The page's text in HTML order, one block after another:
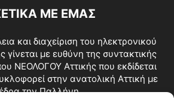
ΜΕ ΕΜΑΣ
και διαχείριση του ηλεκτρονικού
με ευθύνη της συντακτικής
ΝΕΟΛΟΓΟΥ Αττικής που εκδίδεται
στην ανατολική Αττική με
την Παλλήνη.